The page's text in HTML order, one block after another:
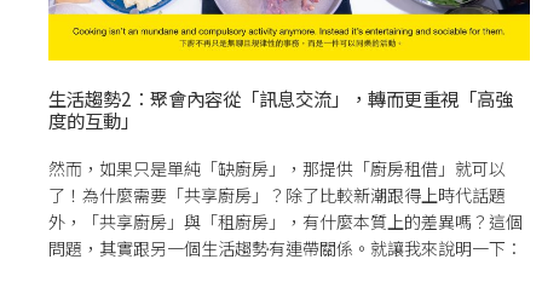
生活趨勢2：聚會內容從「訊息交流」，轉而更重視「高強
度的互動」
然而，如果只是單純「缺廚房」，那提供「廚房租借」就可以
了！為什麼需要「共享廚房」？除了比較新潮跟得上時代話題
外，「共享廚房」與「租廚房」，有什麼本質上的差異嗎？這個
問題，其實跟另一個生活趨勢有連帶關係。就讓我來說明一下：